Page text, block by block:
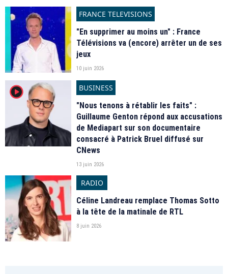
FRANCE TELEVISIONS
"En supprimer au moins un" : France
Télévisions va (encore) arrêter un de ses
jeux
10 juin 2026
player2
BUSINESS
"Nous tenons à rétablir les faits" :
Guillaume Genton répond aux accusations
de Mediapart sur son documentaire
consacré à Patrick Bruel diffusé sur
CNews
13 juin 2026
RADIO
Céline Landreau remplace Thomas Sotto
à la tête de la matinale de RTL
8 juin 2026